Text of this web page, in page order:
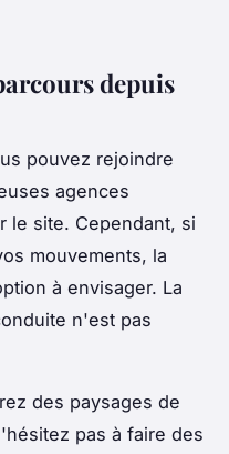
depuis
pouvez rejoindre
agences
le site. Cependant, si
mouvements, la
à envisager. La
n'est pas
des paysages de
pas à faire des